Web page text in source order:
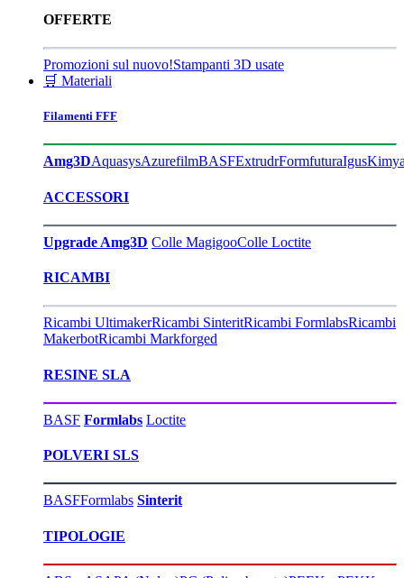
OFFERTE
Promozioni sul nuovo!Stampanti 3D usate
🛒 Materiali
Filamenti FFF
Amg3DAquasysAzurefilmBASFExtrudrFormfuturaIgus
ACCESSORI
Upgrade Amg3D Colle MagigooColle Loctite
RICAMBI
Ricambi UltimakerRicambi SinteritRicambi FormlabsRicambi
MakerbotRicambi Markforged
RESINE SLA
BASF Formlabs Loctite
POLVERI SLS
BASFFormlabs Sinterit
TIPOLOGIE